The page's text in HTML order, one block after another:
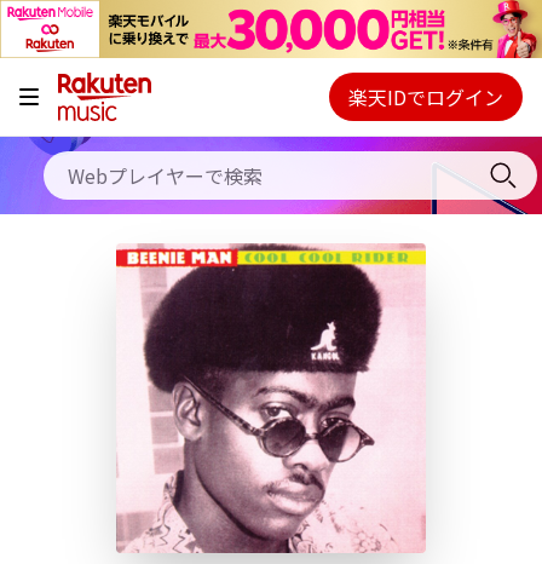
キャンペーン
料金プラン
使い方
初回30日間無料お試し
Webプレイヤー
ご契約内容の確認・変更
楽天IDでログイン